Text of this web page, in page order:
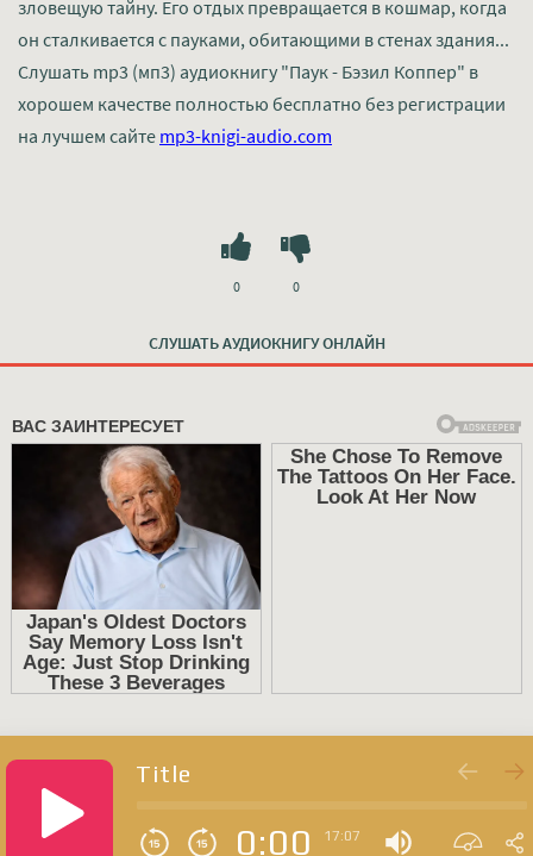
зловещую тайну. Его отдых превращается в кошмар, когда
он сталкивается с пауками, обитающими в стенах здания...
Слушать mp3 (мп3) аудиокнигу "Паук - Бэзил Коппер" в
хорошем качестве полностью бесплатно без регистрации
на лучшем сайте mp3-knigi-audio.com
СЛУШАТЬ АУДИОКНИГУ ОНЛАЙН
0 0
Title
0:00 17:07